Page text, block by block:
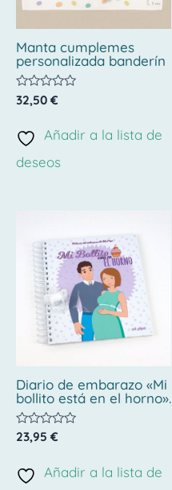
Manta cumplemes
personalizada banderín
Valorado
con
de
5
32,50 €
Añadir a la lista de
deseos
Diario de embarazo «Mi
bollito está en el horno».
Valorado
con
de
5
23,95 €
Añadir a la lista de